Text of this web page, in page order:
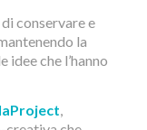
conservare e
la
idee che l’hanno
,